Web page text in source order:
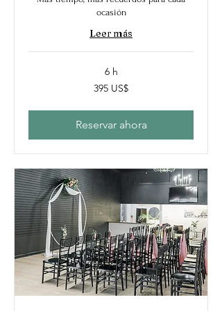
ocasión
Leer más
6 h
395 US$
Reservar ahora